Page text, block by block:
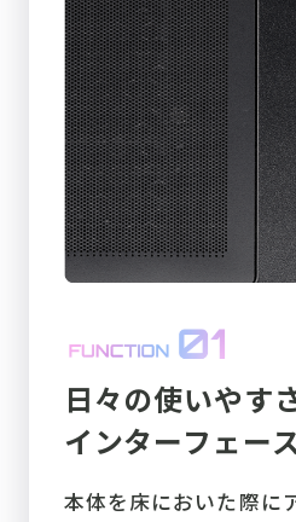
日々の使いやす
インターフェー
本体を床においた際に